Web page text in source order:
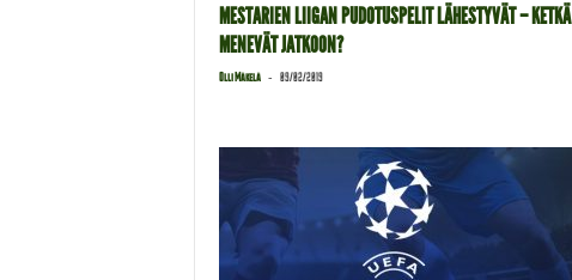
MESTARIEN LIIGAN PUDOTUSPELIT LÄHESTYVÄT – KETKÄ
MENEVÄT JATKOON?
Olli Mäkelä - 09/02/2019